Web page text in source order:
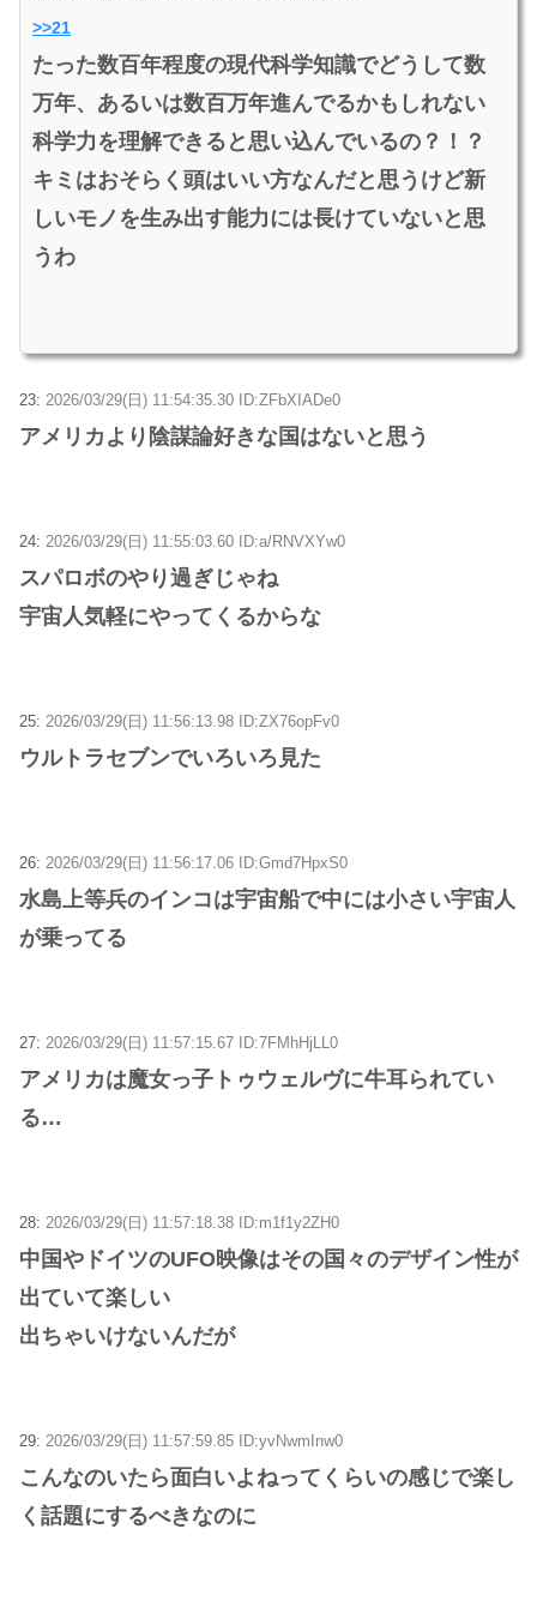
>>21
たった数百年程度の現代科学知識でどうして数
万年、あるいは数百万年進んでるかもしれない
科学力を理解できると思い込んでいるの？！？
キミはおそらく頭はいい方なんだと思うけど新
しいモノを生み出す能力には長けていないと思
うわ
23: 2026/03/29(日) 11:54:35.30 ID:ZFbXIADe0
アメリカより陰謀論好きな国はないと思う
24: 2026/03/29(日) 11:55:03.60 ID:a/RNVXYw0
スパロボのやり過ぎじゃね
宇宙人気軽にやってくるからな
25: 2026/03/29(日) 11:56:13.98 ID:ZX76opFv0
ウルトラセブンでいろいろ見た
26: 2026/03/29(日) 11:56:17.06 ID:Gmd7HpxS0
水島上等兵のインコは宇宙船で中には小さい宇宙人
が乗ってる
27: 2026/03/29(日) 11:57:15.67 ID:7FMhHjLL0
アメリカは魔女っ子トゥウェルヴに牛耳られてい
る…
28: 2026/03/29(日) 11:57:18.38 ID:m1f1y2ZH0
中国やドイツのUFO映像はその国々のデザイン性が
出ていて楽しい
出ちゃいけないんだが
29: 2026/03/29(日) 11:57:59.85 ID:yvNwmInw0
こんなのいたら面白いよねってくらいの感じで楽し
く話題にするべきなのに